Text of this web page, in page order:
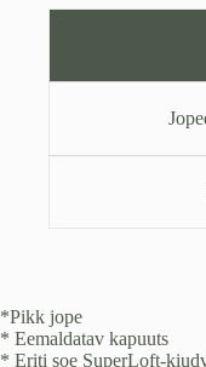
*Pikk jope
* Eemaldatav kapuuts
* Eriti soe SuperLoft-